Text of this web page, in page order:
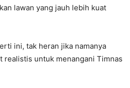
lawan yang jauh lebih kuat
ini, tak heran jika namanya
realistis untuk menangani Timnas